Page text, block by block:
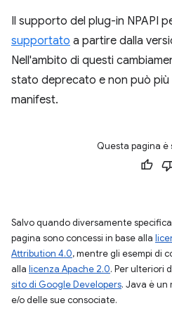
Il supporto del plug-in NPAPI
supportato a partire dalla
Nell'ambito di questi
stato deprecato e non può più
manifest.
Questa pagina è
Salvo quando diversamente
pagina sono concessi in base alla
Attribution 4.0, mentre gli esempi di
alla licenza Apache 2.0. Per ulteriori
sito di Google Developers. Java è
e/o delle sue consociate.